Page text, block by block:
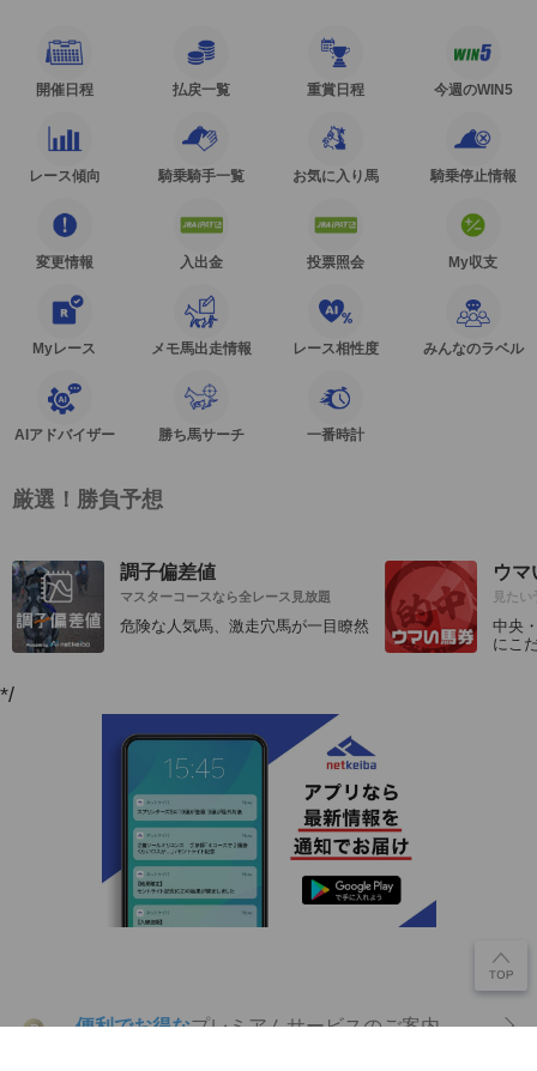
開催日程 払戻一覧 重賞日程 今週のWIN5
レース傾向 騎乗騎手一覧 お気に入り馬 騎乗停止情報
変更情報 入出金 投票照会 My収支
Myレース メモ馬出走情報 レース相性度 みんなのラベル
AIアドバイザー 勝ち馬サーチ 一番時計
厳選！勝負予想
調子偏差値
マスターコースなら全レース見放題
危険な人気馬、激走穴馬が一目瞭然
ウマ
見た
中央
にこ
*/
P 便利でお得なプレミアムサービスのご案内